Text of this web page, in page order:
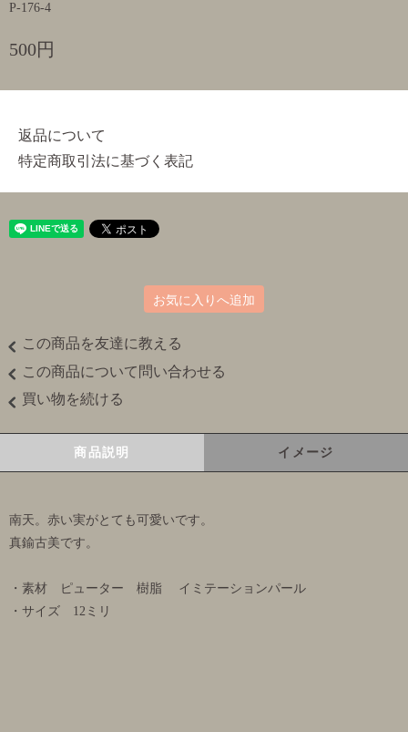
P-176-4
500円
返品について
特定商取引法に基づく表記
お気に入りへ追加
この商品を友達に教える
この商品について問い合わせる
買い物を続ける
商品説明 イメージ
南天。赤い実がとても可愛いです。
真鍮古美です。
・素材 ピューター 樹脂 イミテーションパール
・サイズ 12ミリ